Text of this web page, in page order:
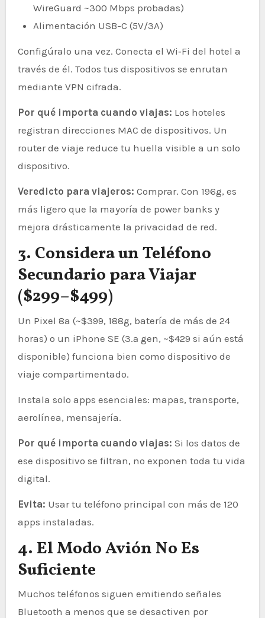
WireGuard ~300 Mbps probadas)
Alimentación USB-C (5V/3A)
Configúralo una vez. Conecta el Wi‑Fi del hotel a
través de él. Todos tus dispositivos se enrutan
mediante VPN cifrada.
Por qué importa cuando viajas: Los hoteles
registran direcciones MAC de dispositivos. Un
router de viaje reduce tu huella visible a un solo
dispositivo.
Veredicto para viajeros: Comprar. Con 196g, es
más ligero que la mayoría de power banks y
mejora drásticamente la privacidad de red.
3. Considera un Teléfono
Secundario para Viajar
($299–$499)
Un Pixel 8a (~$399, 188g, batería de más de 24
horas) o un iPhone SE (3.ª gen, ~$429 si aún está
disponible) funciona bien como dispositivo de
viaje compartimentado.
Instala solo apps esenciales: mapas, transporte,
aerolínea, mensajería.
Por qué importa cuando viajas: Si los datos de
ese dispositivo se filtran, no exponen toda tu vida
digital.
Evita: Usar tu teléfono principal con más de 120
apps instaladas.
4. El Modo Avión No Es
Suficiente
Muchos teléfonos siguen emitiendo señales
Bluetooth a menos que se desactiven por